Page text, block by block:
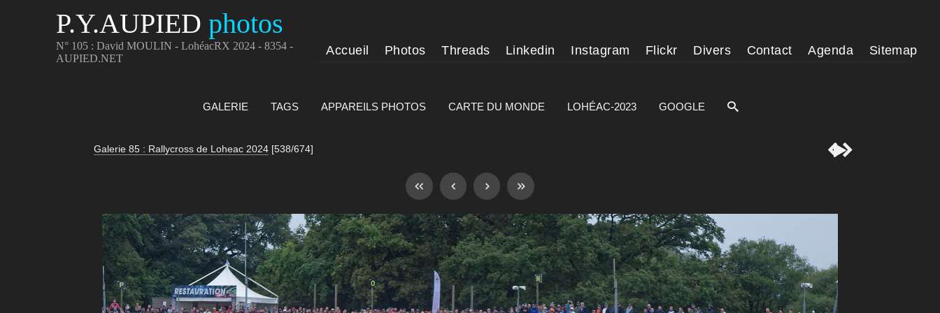
P.Y.AUPIED photos
N° 105 : David MOULIN - LohéacRX 2024 - 8354 -
AUPIED.NET
Accueil Photos Threads Linkedin Instagram Flickr Divers Contact Agenda Sitemap
GALERIE TAGS APPAREILS PHOTOS CARTE DU MONDE LOHÉAC-2023 GOOGLE
Galerie 85 : Rallycross de Loheac 2024 [538/674] 